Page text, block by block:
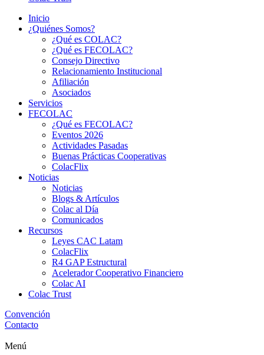
Inicio
¿Quiénes Somos?
¿Qué es COLAC?
¿Qué es FECOLAC?
Consejo Directivo
Relacionamiento Institucional
Afiliación
Asociados
Servicios
FECOLAC
¿Qué es FECOLAC?
Eventos 2026
Actividades Pasadas
Buenas Prácticas Cooperativas
ColacFlix
Noticias
Noticias
Blogs & Artículos
Colac al Día
Comunicados
Recursos
Leyes CAC Latam
ColacFlix
R4 GAP Estructural
Acelerador Cooperativo Financiero
Colac AI
Colac Trust
Convención
Contacto
Menú